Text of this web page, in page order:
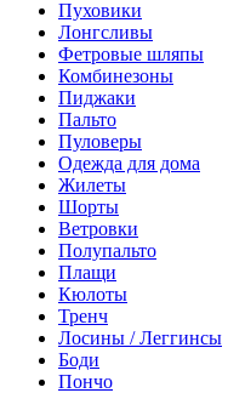
Пуховики
Лонгсливы
Фетровые шляпы
Комбинезоны
Пиджаки
Пальто
Пуловеры
Одежда для дома
Жилеты
Шорты
Ветровки
Полупальто
Плащи
Кюлоты
Тренч
Лосины / Леггинсы
Боди
Пончо